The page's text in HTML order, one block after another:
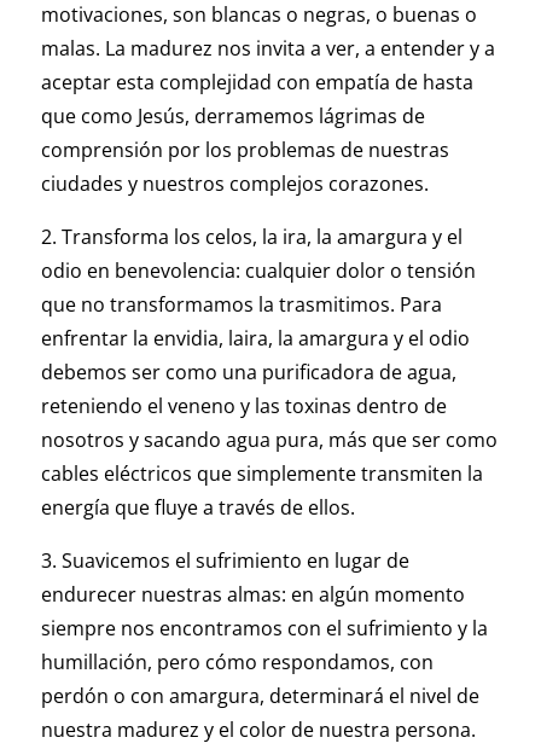
motivaciones, son blancas o negras, o buenas o
malas. La madurez nos invita a ver, a entender y a
aceptar esta complejidad con empatía de hasta
que como Jesús, derramemos lágrimas de
comprensión por los problemas de nuestras
ciudades y nuestros complejos corazones.
2. Transforma los celos, la ira, la amargura y el
odio en benevolencia: cualquier dolor o tensión
que no transformamos la trasmitimos. Para
enfrentar la envidia, laira, la amargura y el odio
debemos ser como una purificadora de agua,
reteniendo el veneno y las toxinas dentro de
nosotros y sacando agua pura, más que ser como
cables eléctricos que simplemente transmiten la
energía que fluye a través de ellos.
3. Suavicemos el sufrimiento en lugar de
endurecer nuestras almas: en algún momento
siempre nos encontramos con el sufrimiento y la
humillación, pero cómo respondamos, con
perdón o con amargura, determinará el nivel de
nuestra madurez y el color de nuestra persona.